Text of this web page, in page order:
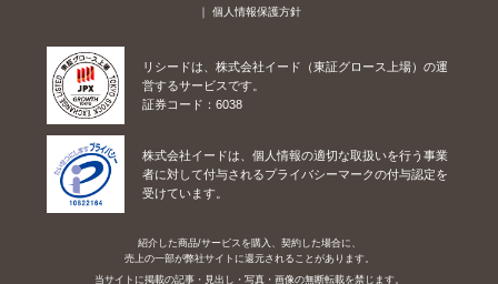
個人情報保護方針
リシードは、株式会社イード（東証グロース上場）の運
営するサービスです。
証券コード：6038
株式会社イードは、個人情報の適切な取扱いを行う事業
者に対して付与されるプライバシーマークの付与認定を
受けています。
紹介した商品/サービスを購入、契約した場合に、
売上の一部が弊社サイトに還元されることがあります。
当サイトに掲載の記事・見出し・写真・画像の無断転載を禁じます。